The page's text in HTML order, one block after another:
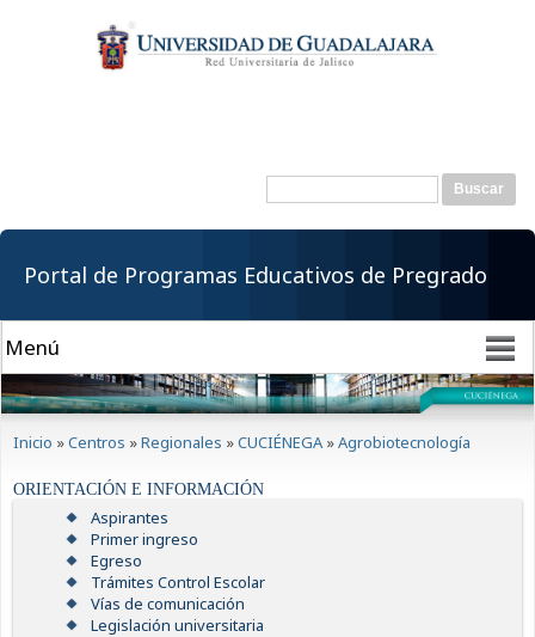
contenido
principal
Formulario de
Buscar
Portal de Programas Educativos de Pregrado
Inicio »Centros »Regionales »CUCIÉNEGA »Agrobiotecnología
ORIENTACIÓN E INFORMACIÓN
Aspirantes
Primer ingreso
Egreso
Trámites Control Escolar
Vías de comunicación
Legislación universitaria